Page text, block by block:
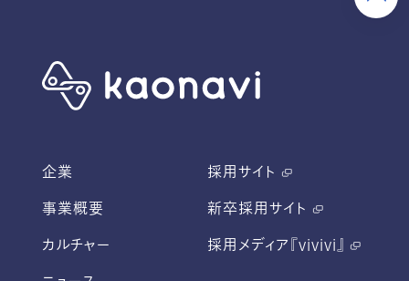
企業
事業概要
カルチャー
採用サイト
新卒採用サイト
採用メディア『vivivi』